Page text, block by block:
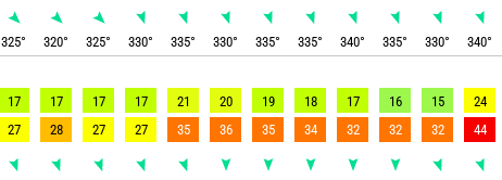
325° 320° 325° 330° 335° 330° 335° 335° 340° 335° 330° 340°
17 17 17 17 21 20 19 18 17 16 15 24
27 28 27 27 35 36 35 34 32 32 32 44